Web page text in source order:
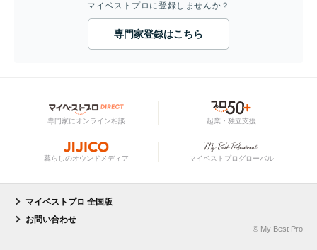
マイベストプロに登録しませんか？
専門家登録はこちら
専門家にオンライン相談 起業・独立支援
暮らしのオウンドメディア マイベストプログローバル
マイベストプロ 全国版
お問い合わせ
© My Best Pro